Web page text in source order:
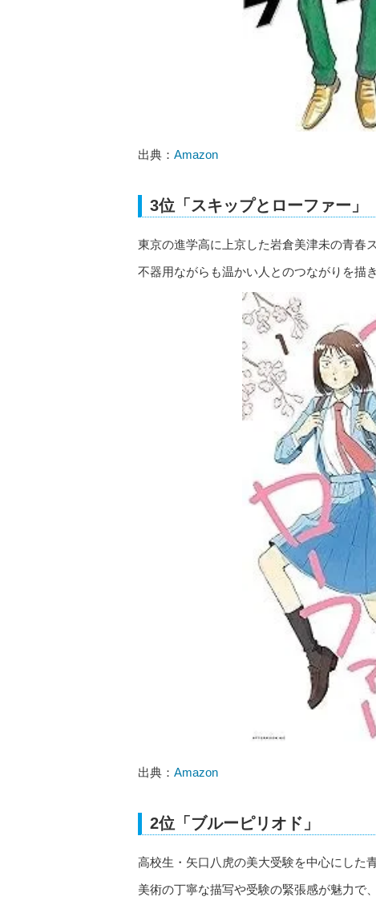
出典： Amazon
3位「スキップとローファー」
東京の進学高に上京した岩倉美津未の青春
不器用ながらも温かい人とのつながりを描
出典： Amazon
2位「ブルーピリオド」
高校生・矢口八虎の美大受験を中心にした
美術の丁寧な描写や受験の緊張感が魅力で